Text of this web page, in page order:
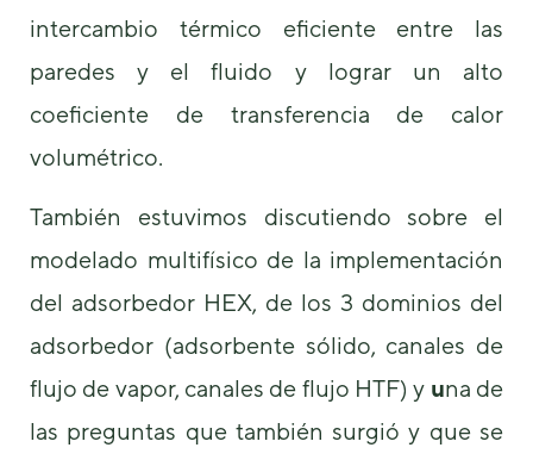
intercambio térmico eficiente entre las
paredes y el fluido y lograr un alto
coeficiente de transferencia de calor
volumétrico.
También estuvimos discutiendo sobre el
modelado multifísico de la implementación
del adsorbedor HEX, de los 3 dominios del
adsorbedor (adsorbente sólido, canales de
flujo de vapor, canales de flujo HTF) y una de
las preguntas que también surgió y que se